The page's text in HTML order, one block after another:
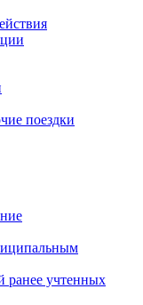
поездки
ранее учтенных